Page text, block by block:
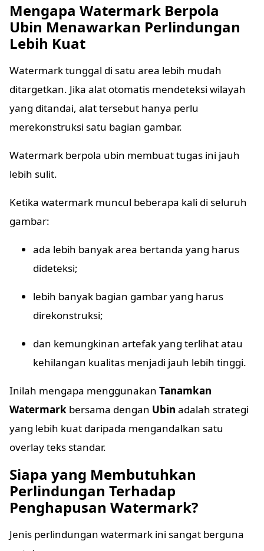
Mengapa Watermark Berpola
Ubin Menawarkan Perlindungan
Lebih Kuat
Watermark tunggal di satu area lebih mudah
ditargetkan. Jika alat otomatis mendeteksi wilayah
yang ditandai, alat tersebut hanya perlu
merekonstruksi satu bagian gambar.
Watermark berpola ubin membuat tugas ini jauh
lebih sulit.
Ketika watermark muncul beberapa kali di seluruh
gambar:
ada lebih banyak area bertanda yang harus
dideteksi;
lebih banyak bagian gambar yang harus
direkonstruksi;
dan kemungkinan artefak yang terlihat atau
kehilangan kualitas menjadi jauh lebih tinggi.
Inilah mengapa menggunakan Tanamkan
Watermark bersama dengan Ubin adalah strategi
yang lebih kuat daripada mengandalkan satu
overlay teks standar.
Siapa yang Membutuhkan
Perlindungan Terhadap
Penghapusan Watermark?
Jenis perlindungan watermark ini sangat berguna